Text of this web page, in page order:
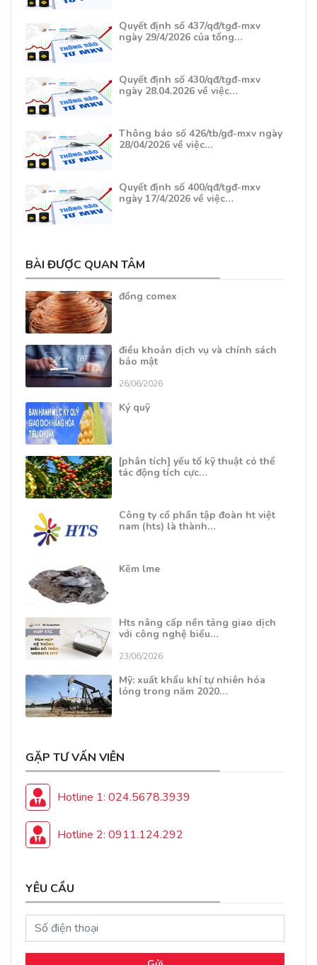
Quyết định số 437/qđ/tgđ-mxv
ngày 29/4/2026 của tổng…
Quyết định số 430/qđ/tgđ-mxv
ngày 28.04.2026 về việc…
Thông báo số 426/tb/gđ-mxv ngày
28/04/2026 về việc…
Quyết định số 400/qđ/tgđ-mxv
ngày 17/4/2026 về việc…
BÀI ĐƯỢC QUAN TÂM
đồng comex
điều khoản dịch vụ và chính sách
bảo mật
26/06/2026
Ký quỹ
[phân tích] yếu tố kỹ thuật có thể
tác động tích cực…
Công ty cổ phần tập đoàn ht việt
nam (hts) là thành…
Kẽm lme
Hts nâng cấp nền tảng giao dịch
với công nghệ biểu…
23/06/2026
Mỹ: xuất khẩu khí tự nhiên hóa
lỏng trong năm 2020…
GẶP TƯ VẤN VIÊN
Hotline 1: 024.5678.3939
Hotline 2: 0911.124.292
YÊU CẦU